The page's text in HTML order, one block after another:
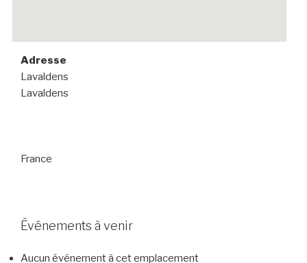
Adresse
Lavaldens
Lavaldens
France
Événements à venir
Aucun événement à cet emplacement